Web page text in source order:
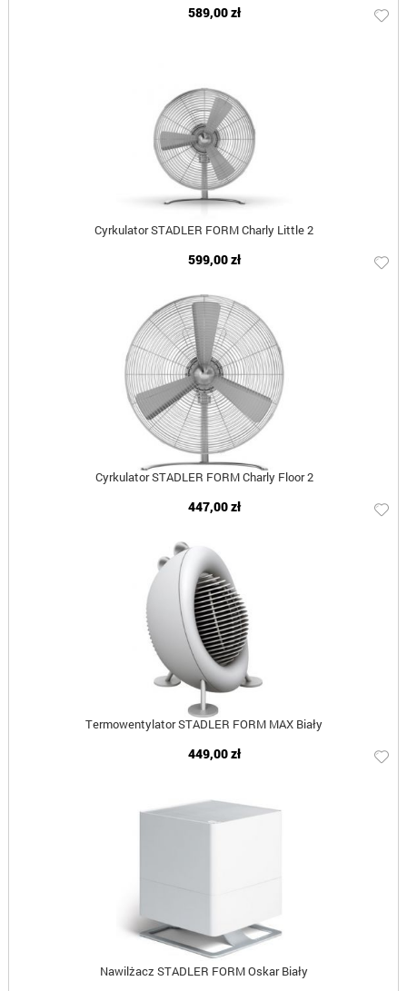
589,00 zł
Cyrkulator STADLER FORM Charly Little 2
599,00 zł
Cyrkulator STADLER FORM Charly Floor 2
447,00 zł
Termowentylator STADLER FORM MAX Biały
449,00 zł
Nawilżacz STADLER FORM Oskar Biały